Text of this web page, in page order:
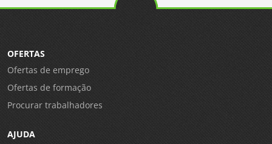
OFERTAS
Ofertas de emprego
Ofertas de formação
Procurar trabalhadores
AJUDA